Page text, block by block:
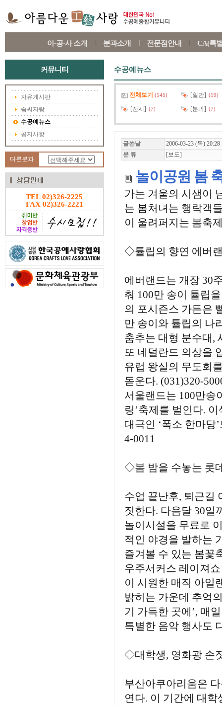
아·공·사 소개 분과소개 전문점안내 CA(특
커뮤니티
자유게시판
솜씨자랑
수공예뉴스
공지사항
다른분과
TEL 02)326-2225
FAX 02)326-2221
수공예뉴스
전체보기 (145) [일반] (19)
[전시] (7) [분과] (7)
글쓴날
2006-03-23 (목) 20:28
분 류
[보도]
놀이공원 봄
가는 겨울의 시샘이
는 봄처녀는 행락객
이 울려퍼지는 봄축
◇튤립의 향연 에버
에버랜드는 개장 30
춰 100만 송이 튤립
의 포시즌스 가든은
만 송이와 튤립의 나
춤추는 대형 분수대,
또 네덜란드 의상을
유럽 왕실의 무도회
돋운다. (031)320-
서울랜드는 100만송
링’축제를 벌인다.
대극인 ‘폭소 한마당
4-0011
◇봄 밤을 수놓는 롯
수업 끝난후, 퇴근길
짓한다. 다음달 30일
놀이시설을 무료로
적인 야경을 발하는
즐겨볼 수 있는 봄꽃
우주서커스 레이져
이 시원한 매직 아일
밝히는 가운데 추억
기 가득한 곳에’, 매
특별한 음악 행사도
◇대학생, 영화광 손
부산아쿠아리움은
연다. 이 기간에 대학